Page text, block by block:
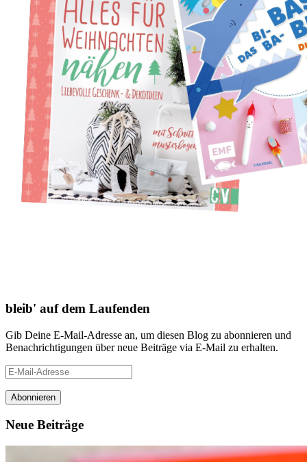
bleib' auf dem Laufenden
Gib Deine E-Mail-Adresse an, um diesen Blog zu abonnieren und
Benachrichtigungen über neue Beiträge via E-Mail zu erhalten.
E-
Mail-
Adresse
Neue Beiträge